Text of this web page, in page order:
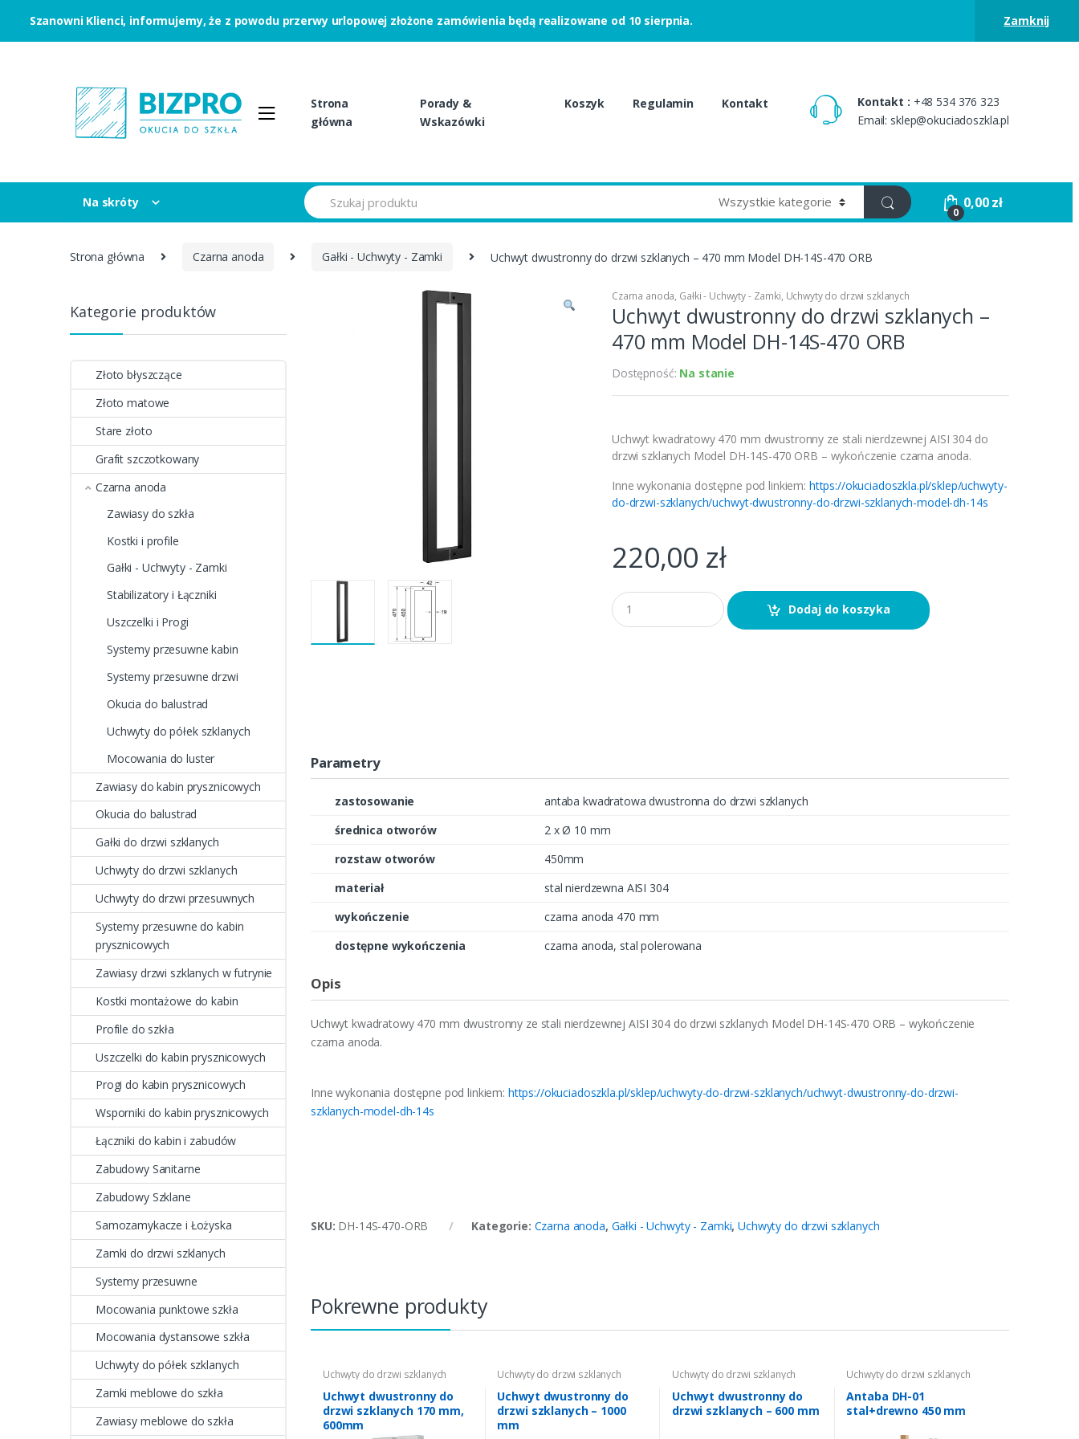
Skip to navigation
Skip to content
Strona
główna
Porady &
Wskazówki
Koszyk Regulamin Kontakt Kontakt : +48 534 376 323
Email: sklep@okuciadoszkla.pl
Na skróty
S
e
a
0
0,00zł
Strona główna Czarna anoda Gałki - Uchwyty - Zamki Uchwyt dwustronny do drzwi szklanych – 470 mm Model DH-14S-470 ORB
Czarna anoda, Gałki - Uchwyty - Zamki, Uchwyty do drzwi szklanych
Uchwyt dwustronny do drzwi szklanych –
470 mm Model DH-14S-470 ORB
Dostępność: Na stanie
Uchwyt kwadratowy 470 mm dwustronny ze stali nierdzewnej AISI 304 do
drzwi szklanych Model DH-14S-470 ORB – wykończenie czarna anoda.
Inne wykonania dostępne pod linkiem: https://okuciadoszkla.pl/sklep/uchwyty-
do-drzwi-szklanych/uchwyt-dwustronny-do-drzwi-szklanych-model-dh-14s
220,00 zł
Q
u
a
Dodaj do koszyka
Parametry
zastosowanie
antaba kwadratowa dwustronna do drzwi szklanych
średnica otworów
2 x Ø 10 mm
rozstaw otworów
450mm
materiał
stal nierdzewna AISI 304
wykończenie
czarna anoda 470 mm
dostępne wykończenia
czarna anoda, stal polerowana
Opis
Uchwyt kwadratowy 470 mm dwustronny ze stali nierdzewnej AISI 304 do drzwi szklanych Model DH-14S-470 ORB – wykończenie
czarna anoda.
Inne wykonania dostępne pod linkiem: https://okuciadoszkla.pl/sklep/uchwyty-do-drzwi-szklanych/uchwyt-dwustronny-do-drzwi-
szklanych-model-dh-14s
SKU: DH-14S-470-ORB Kategorie: Czarna anoda, Gałki - Uchwyty - Zamki,Uchwyty do drzwi szklanych
Pokrewne produkty
Uchwyty do drzwi szklanych
Uchwyt dwustronny do
drzwi szklanych 170 mm,
600mm
Uchwyty do drzwi szklanych
Uchwyt dwustronny do
drzwi szklanych – 1000
mm
Uchwyty do drzwi szklanych
Uchwyt dwustronny do
drzwi szklanych – 600 mm
Uchwyty do drzwi szklanych
Antaba DH-01
stal+drewno 450 mm
Kategorie produktów
Złoto błyszczące
Złoto matowe
Stare złoto
Grafit szczotkowany
Czarna anoda
Zawiasy do szkła
Kostki i profile
Gałki - Uchwyty - Zamki
Stabilizatory i Łączniki
Uszczelki i Progi
Systemy przesuwne kabin
Systemy przesuwne drzwi
Okucia do balustrad
Uchwyty do półek szklanych
Mocowania do luster
Zawiasy do kabin prysznicowych
Okucia do balustrad
Gałki do drzwi szklanych
Uchwyty do drzwi szklanych
Uchwyty do drzwi przesuwnych
Systemy przesuwne do kabin
prysznicowych
Zawiasy drzwi szklanych w futrynie
Kostki montażowe do kabin
Profile do szkła
Uszczelki do kabin prysznicowych
Progi do kabin prysznicowych
Wsporniki do kabin prysznicowych
Łączniki do kabin i zabudów
Zabudowy Sanitarne
Zabudowy Szklane
Samozamykacze i Łożyska
Zamki do drzwi szklanych
Systemy przesuwne
Mocowania punktowe szkła
Mocowania dystansowe szkła
Uchwyty do półek szklanych
Zamki meblowe do szkła
Zawiasy meblowe do szkła
Szanowni Klienci, informujemy, że z powodu przerwy urlopowej złożone zamówienia będą realizowane od 10 sierpnia. Zamknij